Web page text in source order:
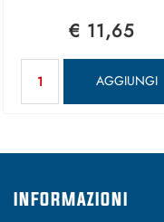
€ 11,65
AGGIUNGI
INFORMAZIONI